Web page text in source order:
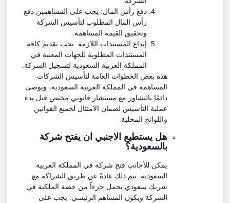
دفع رأس المال: يجب على المساهمين دفع
رأس المال المطلوب لتأسيس الشركة
وتحقيق القيمة المساهمة.
إيداع المستندات اللازمة: يجب تقديم كافة
المستندات المطلوبة للجهات المعنية في
المملكة العربية السعودية لتسجيل الشركة.
هذه بعض الخطوات العامة لتأسيس الشركات
المساهمة في المملكة العربية السعودية، ويوصى
دائمًا بالتشاور مع مستشار قانوني مختص قبل بدء
عملية التأسيس لضمان الامتثال لجميع القوانين
واللوائح المحلية.
هل يستطيع الاجنبي ان يفتح شركة
بالسعودية؟
يمكن للأجانب فتح شركة في المملكة العربية
السعودية. يتم ذلك عادةً عن طريق الشراكة مع
شريك سعودي يحمل جزءاً من حصة الملكية في
الشركة ويكون المساهم الرئيسي. يجب على